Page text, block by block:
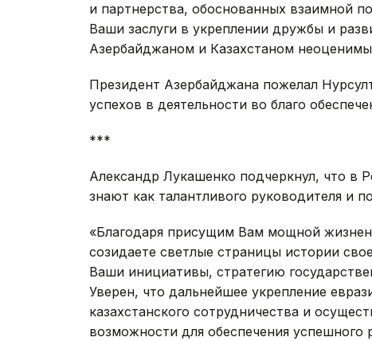
и партнерства, обоснованных взаимной
Ваши заслуги в укреплении дружбы и
Азербайджаном и Казахстаном
Президент Азербайджана пожелал
успехов в деятельности во благо
***
Александр Лукашенко подчеркнул, что в
знают как талантливого руководителя и
«Благодаря присущим Вам мощной
созидаете светлые страницы истории
Ваши инициативы, стратегию
Уверен, что дальнейшее укрепление
казахстанского сотрудничества и
возможности для обеспечения